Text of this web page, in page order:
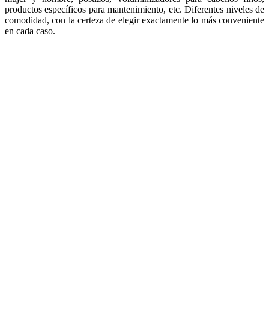
productos específicos para mantenimiento, etc. Diferentes niveles de
comodidad, con la certeza de elegir exactamente lo más conveniente
en cada caso.